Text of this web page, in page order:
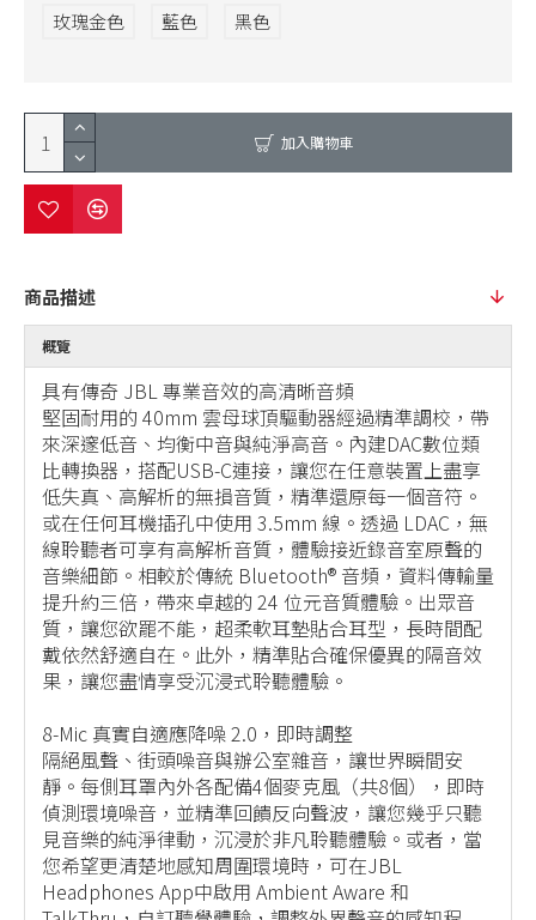
玫瑰金色
藍色 黑色
加入購物車
商品描述
概覽
具有傳奇 JBL 專業音效的高清晰音頻
堅固耐用的 40mm 雲母球頂驅動器經過精準調校，帶
來深邃低音、均衡中音與純淨高音。內建DAC數位類
比轉換器，搭配USB-C連接，讓您在任意裝置上盡享
低失真、高解析的無損音質，精準還原每一個音符。
或在任何耳機插孔中使用 3.5mm 線。透過 LDAC，無
線聆聽者可享有高解析音質，體驗接近錄音室原聲的
音樂細節。相較於傳統 Bluetooth® 音頻，資料傳輸量
提升約三倍，帶來卓越的 24 位元音質體驗。出眾音
質，讓您欲罷不能，超柔軟耳墊貼合耳型，長時間配
戴依然舒適自在。此外，精準貼合確保優異的隔音效
果，讓您盡情享受沉浸式聆聽體驗。
8-Mic 真實自適應降噪 2.0，即時調整
隔絕風聲、街頭噪音與辦公室雜音，讓世界瞬間安
靜。每側耳罩內外各配備4個麥克風（共8個），即時
偵測環境噪音，並精準回饋反向聲波，讓您幾乎只聽
見音樂的純淨律動，沉浸於非凡聆聽體驗。或者，當
您希望更清楚地感知周圍環境時，可在JBL
Headphones App中啟用 Ambient Aware 和